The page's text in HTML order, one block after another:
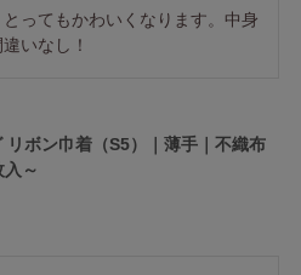
ってもかわいくなります。中身
いなし！
リボン巾着（S5）｜薄手｜不織布
～